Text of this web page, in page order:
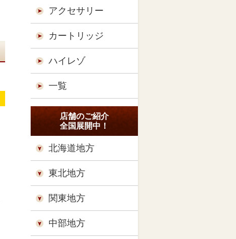
アクセサリー
カートリッジ
ハイレゾ
一覧
店舗のご紹介
全国展開中！
北海道地方
東北地方
関東地方
中部地方